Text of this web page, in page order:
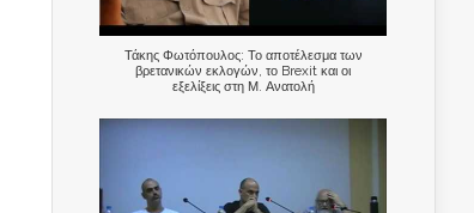
Τάκης Φωτόπουλος: Το αποτέλεσμα των
βρετανικών εκλογών, το Brexit και οι
εξελίξεις στη Μ. Ανατολή